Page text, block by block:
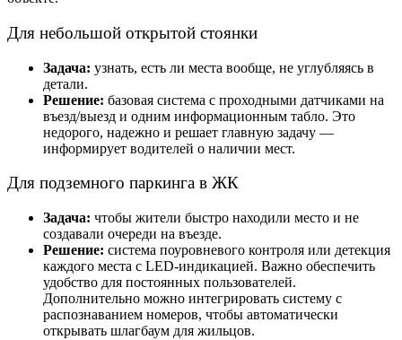
Для небольшой открытой стоянки
Задача: узнать, есть ли места вообще, не углубляясь в
детали.
Решение: базовая система с проходными датчиками на
въезд/выезд и одним информационным табло. Это
недорого, надежно и решает главную задачу —
информирует водителей о наличии мест.
Для подземного паркинга в ЖК
Задача: чтобы жители быстро находили место и не
создавали очереди на въезде.
Решение: система поуровневого контроля или детекция
каждого места с LED-индикацией. Важно обеспечить
удобство для постоянных пользователей.
Дополнительно можно интегрировать систему с
распознаванием номеров, чтобы автоматически
открывать шлагбаум для жильцов.